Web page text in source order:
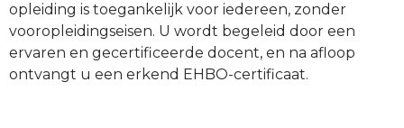
opleiding is toegankelijk voor iedereen, zonder
vooropleidingseisen. U wordt begeleid door een
ervaren en gecertificeerde docent, en na afloop
ontvangt u een erkend EHBO-certificaat.